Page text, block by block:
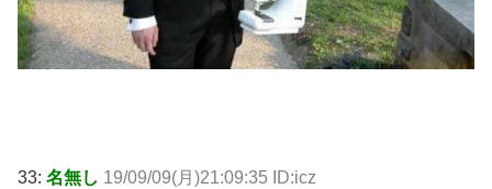
33: 名無し 19/09/09(月)21:09:35 ID:icz